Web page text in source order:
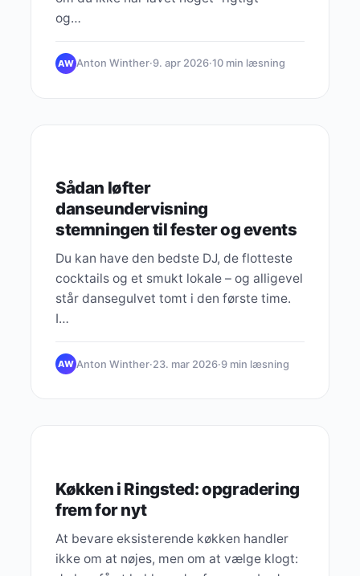
og…
AW Anton Winther·9. apr 2026·10 min læsning
Sådan løfter
danseundervisning
stemningen til fester og events
Du kan have den bedste DJ, de flotteste
cocktails og et smukt lokale – og alligevel
står dansegulvet tomt i den første time.
I…
AW Anton Winther·23. mar 2026·9 min læsning
Køkken i Ringsted: opgradering
frem for nyt
At bevare eksisterende køkken handler
ikke om at nøjes, men om at vælge klogt: